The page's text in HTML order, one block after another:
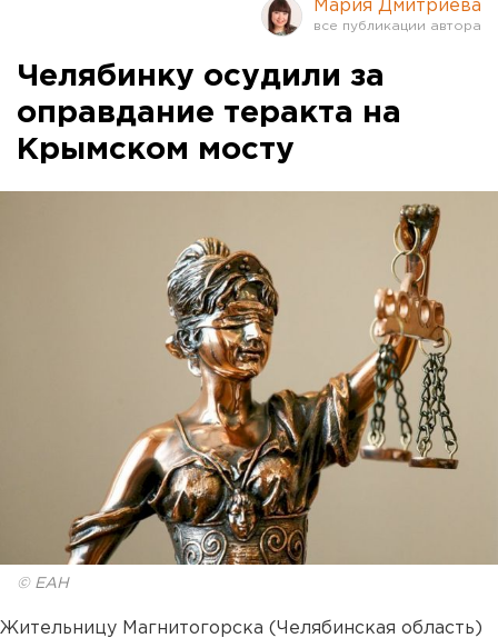
Мария Дмитриева
Челябинку осудили за
оправдание теракта на
Крымском мосту
© ЕАН
Жительницу Магнитогорска (Челябинская область)